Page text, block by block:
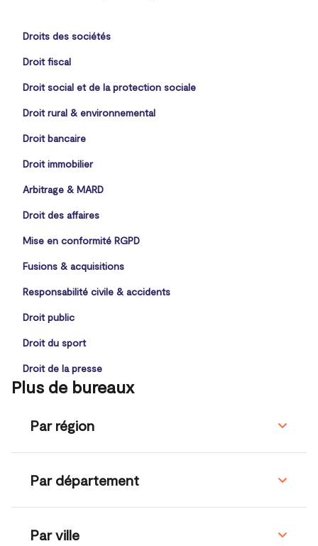
Droits des sociétés
Droit fiscal
Droit social et de la protection sociale
Droit rural & environnemental
Droit bancaire
Droit immobilier
Arbitrage & MARD
Droit des affaires
Mise en conformité RGPD
Fusions & acquisitions
Responsabilité civile & accidents
Droit public
Droit du sport
Droit de la presse
Plus de bureaux
Par région
Par département
Par ville